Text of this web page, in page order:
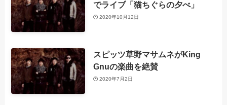
でライブ「猫ちぐらの夕べ」
2020年10月12日
スピッツ草野マサムネがKing
Gnuの楽曲を絶賛
2020年7月2日